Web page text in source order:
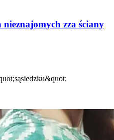
nieznajomych zza ściany